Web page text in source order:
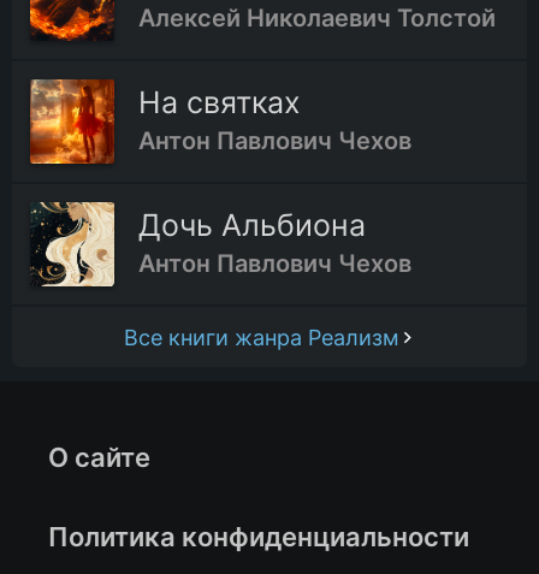
Алексей Николаевич Толстой
На святках
Антон Павлович Чехов
Дочь Альбиона
Антон Павлович Чехов
Все книги жанра Реализм
О сайте
Политика конфиденциальности